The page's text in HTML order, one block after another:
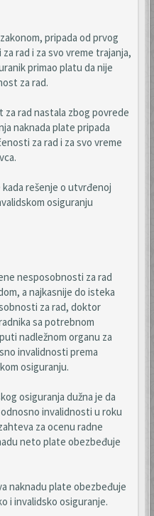
pripada od prvog
rad i za svo vreme trajanja,
primao platu da nije
za rad.
rad nastala zbog povrede
naknada plate pripada
za rad i za svo vreme
rešenje o utvrđenoj
osiguranju
nesposobnosti za rad
a najkasnije do isteka
za rad, doktor
sa potrebnom
nadležnom organu za
invalidnosti prema
osiguranju.
osiguranja dužna je da
invalidnosti u roku
za ocenu radne
neto plate obezbeđuje
naknadu plate obezbeđuje
i invalidsko osiguranje.